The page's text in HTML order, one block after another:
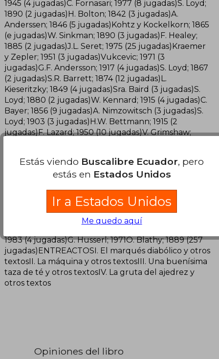
1945 (4 jugadas)C. Fornasari; 1977 (8 jugadas)S. Loyd;
1890 (2 jugadas)H. Bolton; 1842 (3 jugadas)A.
Anderssen; 1846 (5 jugadas)Kohtz y Kockelkorn; 1865
(e jugadas)W. Sinkman; 1890 (3 jugadas)F. Healey;
1885 (2 jugadas)J.L. Seret; 1975 (25 jugadas)Kraemer
y Zepler; 1951 (3 jugadas)Vukcevic; 1971 (3
jugadas)G.F. Andersson; 1917 (4 jugadas)S. Loyd; 1867
(2 jugadas)S.R. Barrett; 1874 (12 jugadas)L.
Kieseritzky; 1849 (4 jugadas)Sra. Baird (3 jugadas)S.
Loyd; 1880 (2 jugadas)W. Kennard; 1915 (4 jugadas)C.
Bayer; 1856 (9 jugadas)A. Nimzowitsch (3 jugadas)S.
Loyd; 1903 (3 jugadas)H.W. Bettmann; 1915 (2
jugadas)F. Lazard; 1950 (10 jugadas)V. Grimshaw;
Shinkman (3 jugadas)S. Loyd; 1867 (3 jugadas)J.
Brede; 1844 (4 jugadas)A. Kraemer; 1936 (3
(3 jugadas)G.F. Andersson; 1963 (3 jugadas)C.
Fornasari; 1978 (7 jugadas)Lochinsky y Oumov; 1931
(2 jugadas)Tixier y Haik (3 jugadas)W. Shinkman;
1983 (4 jugadas)G. Husserl; 1971O. Blathy; 1889 (257
jugadas)ENTREACTOSI. El marqués diabólico y otros
textosII. La máquina y otros textosIII. Una buenísima
taza de té y otros textosIV. La gruta del ajedrez y
otros textos
Opiniones del libro
Estás viendo Buscalibre Ecuador, pero
estás en Estados Unidos
Ir a Estados Unidos
Me quedo aquí